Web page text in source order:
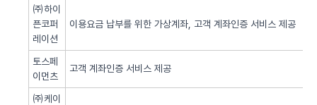
㈜하이
픈코퍼
레이션
이용요금 납부를 위한 가상계좌, 고객 계좌인증 서비스 제공
토스페
이먼츠
고객 계좌인증 서비스 제공
㈜케이